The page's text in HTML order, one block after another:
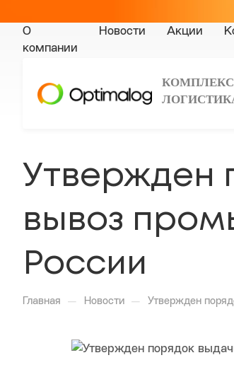
О
компании
Новости Акции
Утвержден
вывоз
России
Главная — Новости — Утвержден